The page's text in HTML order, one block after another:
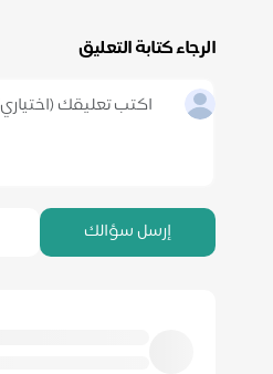
الرجاء كتابة التعليق
إرسل سؤالك